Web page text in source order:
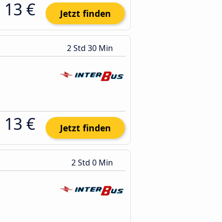
13 € Jetzt finden
2 Std 30 Min
13 € Jetzt finden
2 Std 0 Min